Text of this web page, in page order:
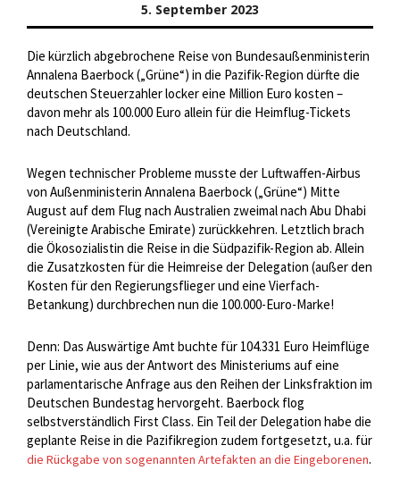
5. September 2023
Die kürzlich abgebrochene Reise von Bundesaußenministerin
Annalena Baerbock („Grüne“) in die Pazifik-Region dürfte die
deutschen Steuerzahler locker eine Million Euro kosten –
davon mehr als 100.000 Euro allein für die Heimflug-Tickets
nach Deutschland.
Wegen technischer Probleme musste der Luftwaffen-Airbus
von Außenministerin Annalena Baerbock („Grüne“) Mitte
August auf dem Flug nach Australien zweimal nach Abu Dhabi
(Vereinigte Arabische Emirate) zurückkehren. Letztlich brach
die Ökosozialistin die Reise in die Südpazifik-Region ab. Allein
die Zusatzkosten für die Heimreise der Delegation (außer den
Kosten für den Regierungsflieger und eine Vierfach-
Betankung) durchbrechen nun die 100.000-Euro-Marke!
Denn: Das Auswärtige Amt buchte für 104.331 Euro Heimflüge
per Linie, wie aus der Antwort des Ministeriums auf eine
parlamentarische Anfrage aus den Reihen der Linksfraktion im
Deutschen Bundestag hervorgeht. Baerbock flog
selbstverständlich First Class. Ein Teil der Delegation habe die
geplante Reise in die Pazifikregion zudem fortgesetzt, u.a. für
die Rückgabe von sogenannten Artefakten an die Eingeborenen.